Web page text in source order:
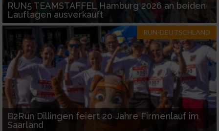
RUN5 TEAMSTAFFEL Hamburg 2026 an beiden
Lauftagen ausverkauft
RUN-DEUTSCHLAND
B2Run Dillingen feiert 20 Jahre Firmenlauf im
Saarland